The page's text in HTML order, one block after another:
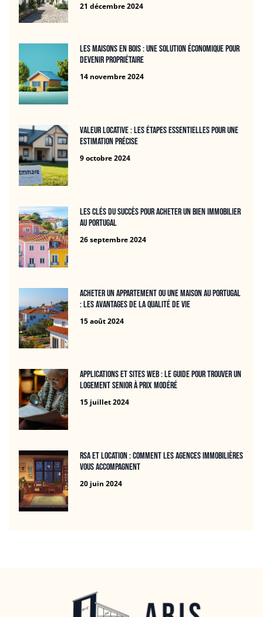
21 décembre 2024
Les maisons en bois : une solution économique pour
devenir propriétaire
14 novembre 2024
Valeur locative : Les étapes essentielles pour une
estimation précise
9 octobre 2024
Les clés du succès pour acheter un bien immobilier
au Portugal
26 septembre 2024
Acheter un appartement ou une maison au Portugal
: les avantages de la qualité de vie
15 août 2024
Applications et Sites Web : Le Guide Pour Trouver un
Logement Senior à Prix Modéré
15 juillet 2024
RSA et location : Comment les agences immobilières
vous accompagnent
20 juin 2024